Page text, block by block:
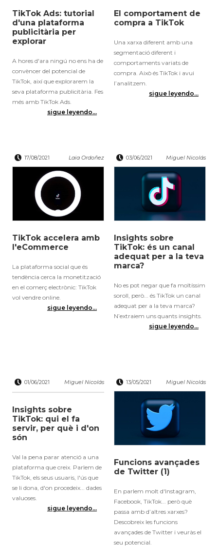
TikTok Ads: tutorial
d'una plataforma
publicitària per
explorar
A hores d'ara ningú no ens ha de
convèncer del potencial de
TikTok, així que explorarem la
seva plataforma publicitària. Fes
més amb TikTok Ads.
sigue leyendo...
El comportament de
compra a TikTok
Una xarxa diferent amb una
segmentació diferent i
comportaments variats de
compra. Això és TikTok i avui
l’analitzem.
sigue leyendo...
17/08/2021 Laia Ordoñez
TikTok accelera amb
l'eCommerce
La plataforma social que és
tendència cerca la monetització
en el comerç electrònic: TikTok
vol vendre online.
sigue leyendo...
03/06/2021 Miguel Nicolás
Insights sobre
TikTok: és un canal
adequat per a la teva
marca?
No es pot negar que fa moltíssim
soroll, però... és TikTok un canal
adequat per a la teva marca?
N’extraiem uns quants insights.
sigue leyendo...
01/06/2021 Miguel Nicolás
Insights sobre
TikTok: qui el fa
servir, per què i d'on
són
Val la pena parar atenció a una
plataforma que creix. Parlem de
TikTok, els seus usuaris, l'ús que
se li dona, d'on procedeix... dades
valuoses.
sigue leyendo...
13/05/2021 Miguel Nicolás
Funcions avançades
de Twitter (1)
En parlem molt d'Instagram,
Facebook, TikTok... però què
passa amb d’altres xarxes?
Descobreix les funcions
avançades de Twitter i veuràs el
seu potencial.